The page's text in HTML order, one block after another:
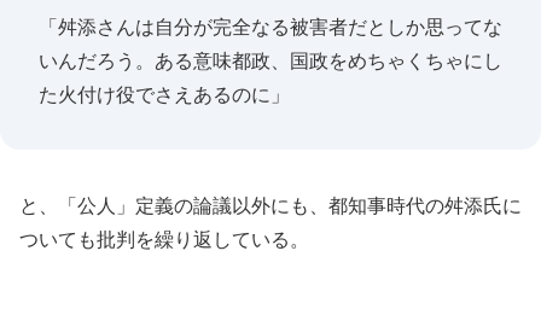
「舛添さんは自分が完全なる被害者だとしか思ってな
いんだろう。ある意味都政、国政をめちゃくちゃにし
た火付け役でさえあるのに」
と、「公人」定義の論議以外にも、都知事時代の舛添氏に
ついても批判を繰り返している。